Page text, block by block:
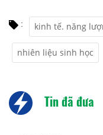
: kinh tế. năng
nhiên liệu sinh học
Tin đã đưa